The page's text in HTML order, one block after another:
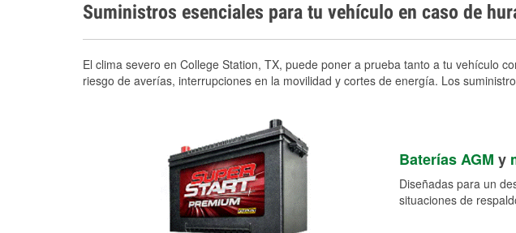
Suministros esenciales para tu vehículo en caso de
El clima severo en College Station, TX, puede poner a prueba tanto a tu vehículo
riesgo de averías, interrupciones en la movilidad y cortes de energía. Los
Baterías AGM y
Diseñadas para un
situaciones de